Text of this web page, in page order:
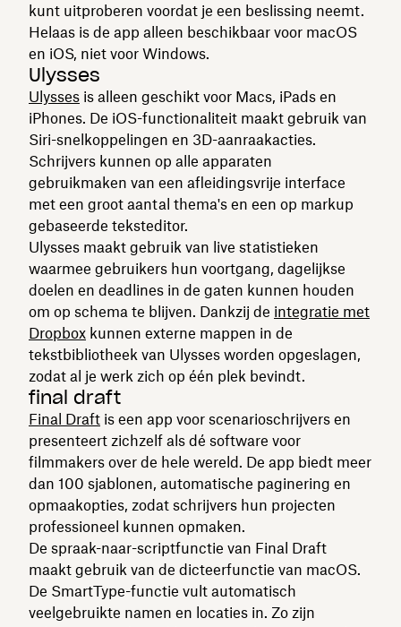
kunt uitproberen voordat je een beslissing neemt.
Helaas is de app alleen beschikbaar voor macOS
en iOS, niet voor Windows.
Ulysses
Ulysses is alleen geschikt voor Macs, iPads en
iPhones. De iOS-functionaliteit maakt gebruik van
Siri-snelkoppelingen en 3D-aanraakacties.
Schrijvers kunnen op alle apparaten
gebruikmaken van een afleidingsvrije interface
met een groot aantal thema's en een op markup
gebaseerde teksteditor.
Ulysses maakt gebruik van live statistieken
waarmee gebruikers hun voortgang, dagelijkse
doelen en deadlines in de gaten kunnen houden
om op schema te blijven. Dankzij de integratie met
Dropbox kunnen externe mappen in de
tekstbibliotheek van Ulysses worden opgeslagen,
zodat al je werk zich op één plek bevindt.
final draft
Final Draft is een app voor scenarioschrijvers en
presenteert zichzelf als dé software voor
filmmakers over de hele wereld. De app biedt meer
dan 100 sjablonen, automatische paginering en
opmaakopties, zodat schrijvers hun projecten
professioneel kunnen opmaken.
De spraak-naar-scriptfunctie van Final Draft
maakt gebruik van de dicteerfunctie van macOS.
De SmartType-functie vult automatisch
veelgebruikte namen en locaties in. Zo zijn